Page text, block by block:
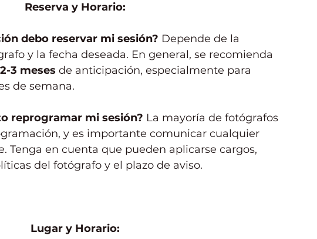
Reserva y Horario:
debo reservar mi sesión? Depende de la
y la fecha deseada. En general, se recomienda
3 meses de anticipación, especialmente para
de semana.
reprogramar mi sesión? La mayoría de fotógrafos
y es importante comunicar cualquier
Tenga en cuenta que pueden aplicarse cargos,
del fotógrafo y el plazo de aviso.
Lugar y Horario: